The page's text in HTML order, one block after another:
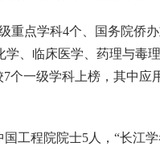
点学科4个、国务院侨
、临床医学、药理与毒
一级学科上榜，其中应
工程院院士5人，“长江